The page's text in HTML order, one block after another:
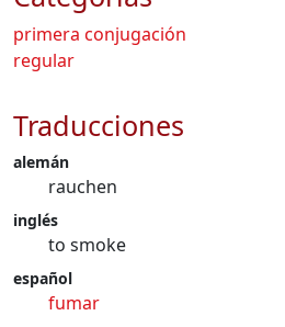
primera conjugación
regular
Traducciones
alemán
rauchen
inglés
to smoke
español
fumar